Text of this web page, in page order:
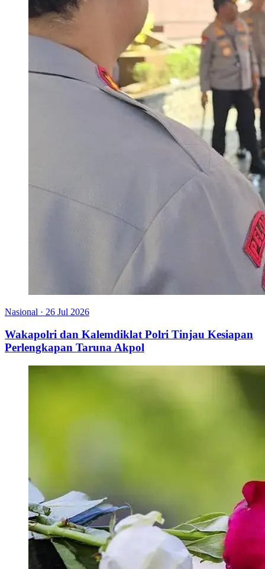
Nasional · 26 Jul 2026
Wakapolri dan Kalemdiklat Polri Tinjau Kesiapan
Perlengkapan Taruna Akpol